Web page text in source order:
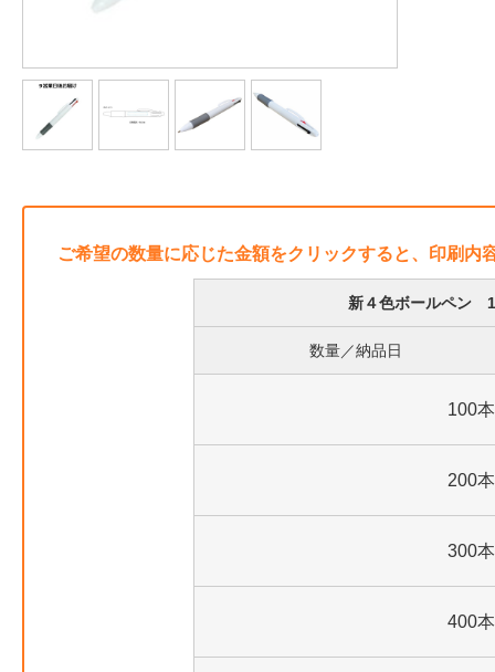
ご希望の数量に応じた金額をクリックすると、印刷内
新４色ボールペン
数量／納品日
100本
200本
300本
400本